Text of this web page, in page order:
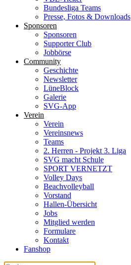
Bundesliga Teams
Presse, Fotos & Downloads
Sponsoren
Sponsoren
Supporter Club
Jobbörse
Community
Geschichte
Newsletter
LüneBlock
Galerie
SVG-App
Verein
Verein
Vereinsnews
Teams
2. Herren - Projekt 3. Liga
SVG macht Schule
SPORT VERNETZT
Volley Days
Beachvolleyball
Vorstand
Hallen-Übersicht
Jobs
Mitglied werden
Formulare
Kontakt
Fanshop